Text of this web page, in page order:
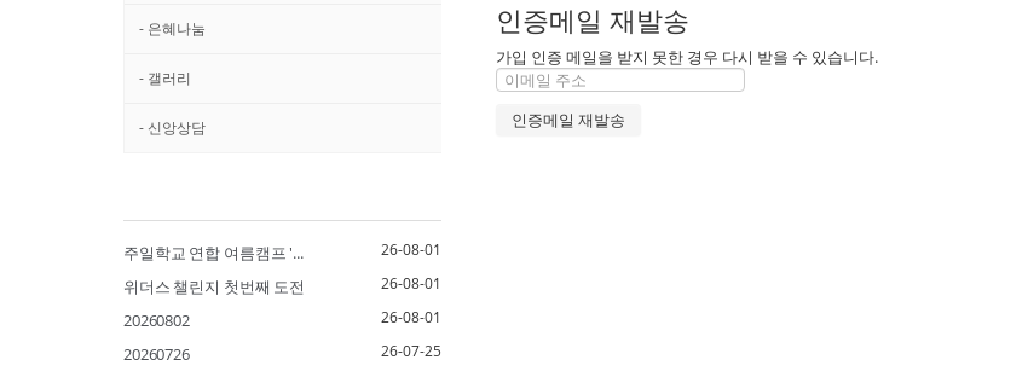
- 은혜나눔
- 갤러리
- 신앙상담
주일학교 연합 여름캠프 '... 26-08-01
위더스 챌린지 첫번째 도전 26-08-01
20260802 26-08-01
20260726 26-07-25
인증메일 재발송
가입 인증 메일을 받지 못한 경우 다시 받을 수 있습니다.